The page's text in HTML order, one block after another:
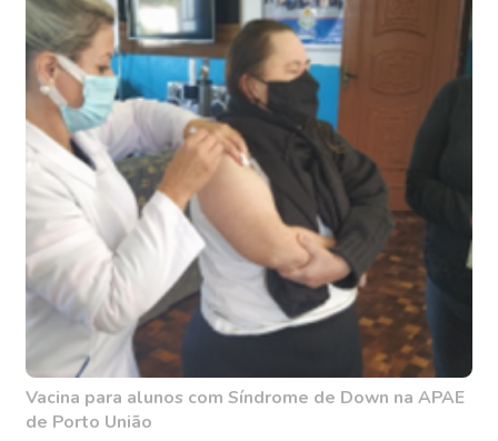
Vacina para alunos com Síndrome de Down na APAE
de Porto União